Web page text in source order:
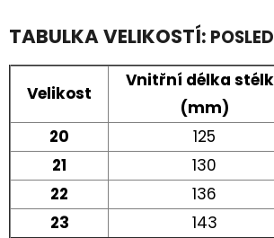
TABULKA VELIKOSTÍ:
Velikost
Vnitřní délka
(mm)
20
125
21
130
22
136
23
143